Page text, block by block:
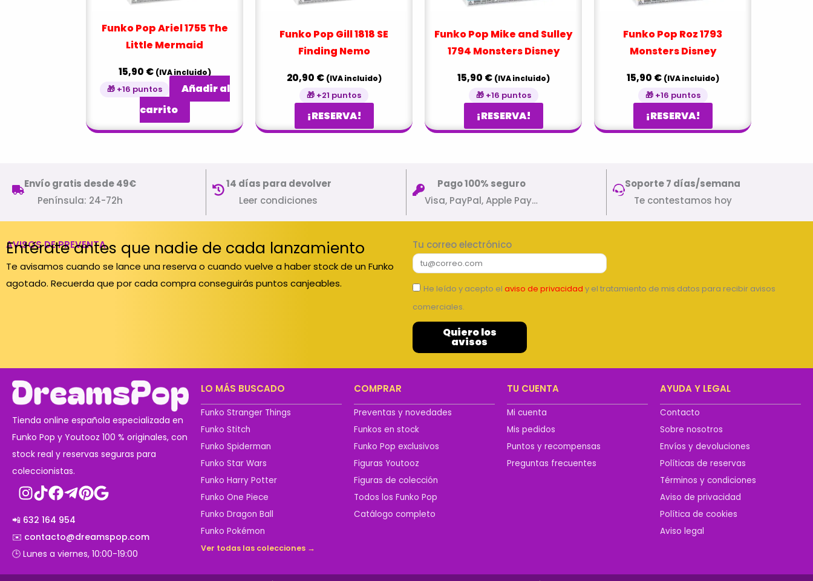
Funko Pop Ariel 1755 The
Little Mermaid
15,90 € (IVA incluido)
🎁 +16 puntos
Añadir al
carrito
Funko Pop Gill 1818 SE
Finding Nemo
20,90 € (IVA incluido)
🎁 +21 puntos
¡RESERVA!
Funko Pop Mike and Sulley
1794 Monsters Disney
15,90 € (IVA incluido)
🎁 +16 puntos
¡RESERVA!
Funko Pop Roz 1793
Monsters Disney
15,90 € (IVA incluido)
🎁 +16 puntos
¡RESERVA!
Envío gratis desde 49€
Península: 24-72h
14 días para devolver
Leer condiciones
Pago 100% seguro
Visa, PayPal, Apple Pay…
Soporte 7 días/semana
Te contestamos hoy
AVISOS DE PREVENTA
Entérate antes que nadie de cada lanzamiento
Te avisamos cuando se lance una reserva o cuando vuelve a haber stock de un Funko
agotado. Recuerda que por cada compra conseguirás puntos canjeables.
Tu correo electrónico
He leído y acepto el aviso de privacidad y el tratamiento de mis datos para recibir avisos
comerciales.
Quiero los
avisos
Tienda online española especializada en
Funko Pop y Youtooz 100 % originales, con
stock real y reservas seguras para
coleccionistas.
📲 632 164 954
✉️ contacto@dreamspop.com
🕒 Lunes a viernes, 10:00-19:00
LO MÁS BUSCADO
Funko Stranger Things
Funko Stitch
Funko Spiderman
Funko Star Wars
Funko Harry Potter
Funko One Piece
Funko Dragon Ball
Funko Pokémon
Ver todas las colecciones →
COMPRAR
Preventas y novedades
Funkos en stock
Funko Pop exclusivos
Figuras Youtooz
Figuras de colección
Todos los Funko Pop
Catálogo completo
TU CUENTA
Mi cuenta
Mis pedidos
Puntos y recompensas
Preguntas frecuentes
AYUDA Y LEGAL
Contacto
Sobre nosotros
Envíos y devoluciones
Políticas de reservas
Términos y condiciones
Aviso de privacidad
Política de cookies
Aviso legal